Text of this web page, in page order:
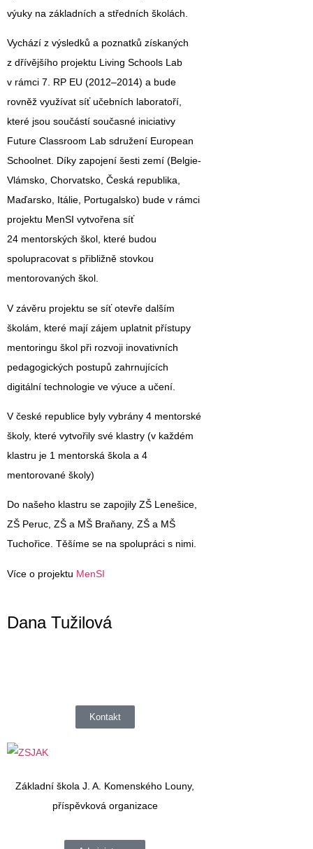
výuky na základních a středních školách.
Vychází z výsledků a poznatků získaných
z dřívějšího projektu Living Schools Lab
v rámci 7. RP EU (2012–2014) a bude
rovněž využívat síť učebních laboratoří,
které jsou součástí současné iniciativy
Future Classroom Lab sdružení European
Schoolnet. Díky zapojení šesti zemí (Belgie-
Vlámsko, Chorvatsko, Česká republika,
Maďarsko, Itálie, Portugalsko) bude v rámci
projektu MenSI vytvořena síť
24 mentorských škol, které budou
spolupracovat s přibližně stovkou
mentorovaných škol.
V závěru projektu se síť otevře dalším
školám, které mají zájem uplatnit přístupy
mentoringu škol při rozvoji inovativních
pedagogických postupů zahrnujících
digitální technologie ve výuce a učení.
V české republice byly vybrány 4 mentorské
školy, které vytvořily své klastry (v každém
klastru je 1 mentorská škola a 4
mentorované školy)
Do našeho klastru se zapojily ZŠ Lenešice,
ZŠ Peruc, ZŠ a MŠ Braňany, ZŠ a MŠ
Tuchořice. Těšíme se na spolupráci s nimi.
Více o projektu MenSI
Dana Tužilová
Kontakt
Základní škola J. A. Komenského Louny,
příspěvková organizace